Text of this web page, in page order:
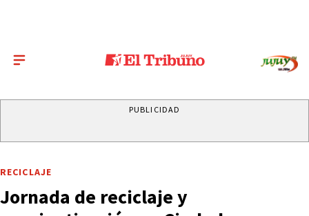
PUBLICIDAD
RECICLAJE
Jornada de reciclaje y